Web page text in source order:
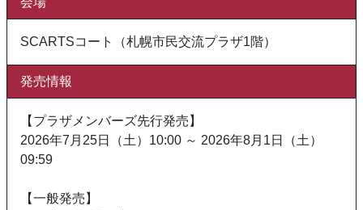
SCARTSコート（札幌市民交流プラザ1階）
発売情報
【プラザメンバーズ先行発売】
2026年7月25日（土）10:00 ～ 2026年8月1日（土）
09:59
【一般発売】